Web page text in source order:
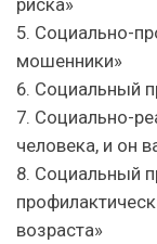
5. Социально-
мошенники»
6. Социальный
7. Социально-
человека, и он
8. Социальный
возраста»